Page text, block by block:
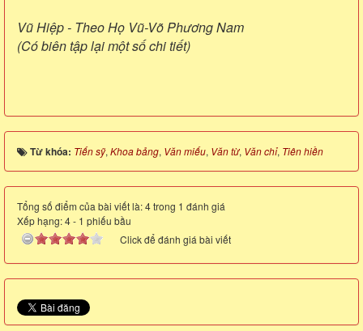
Vũ Hiệp - Theo Họ Vũ-Võ Phương Nam
(Có biên tập lại một số chi tiết)
Từ khóa: Tiến sỹ, Khoa bảng, Văn miếu, Văn từ, Văn chỉ, Tiên hiền
Tổng số điểm của bài viết là: 4 trong 1 đánh giá
Xếp hạng:4- 1 phiếu bầu
Click để đánh giá bài viết